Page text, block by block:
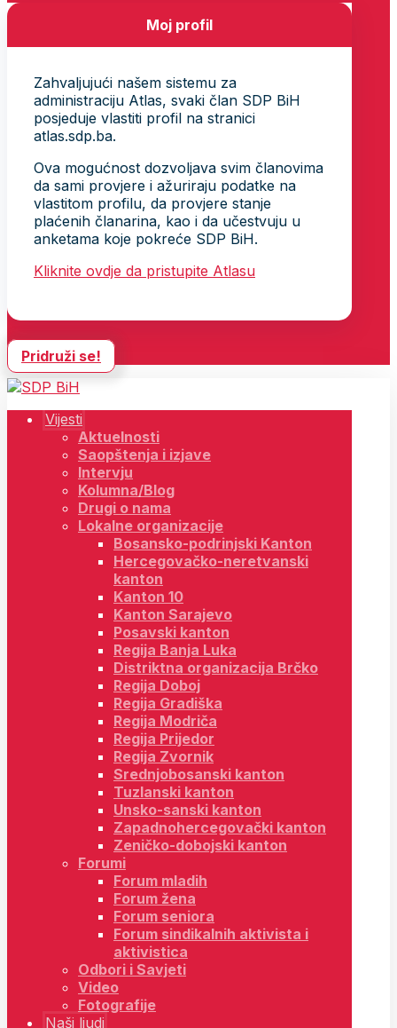
Moj profil
Zahvaljujući našem sistemu za
administraciju Atlas, svaki član SDP BiH
posjeduje vlastiti profil na stranici
atlas.sdp.ba.
Ova mogućnost dozvoljava svim članovima
da sami provjere i ažuriraju podatke na
vlastitom profilu, da provjere stanje
plaćenih članarina, kao i da učestvuju u
anketama koje pokreće SDP BiH.
Kliknite ovdje da pristupite Atlasu
Pridruži se!
Vijesti
Aktuelnosti
Saopštenja i izjave
Intervju
Kolumna/Blog
Drugi o nama
Lokalne organizacije
Bosansko-podrinjski Kanton
Hercegovačko-neretvanski
kanton
Kanton 10
Kanton Sarajevo
Posavski kanton
Regija Banja Luka
Distriktna organizacija Brčko
Regija Doboj
Regija Gradiška
Regija Modriča
Regija Prijedor
Regija Zvornik
Srednjobosanski kanton
Tuzlanski kanton
Unsko-sanski kanton
Zapadnohercegovački kanton
Zeničko-dobojski kanton
Forumi
Forum mladih
Forum žena
Forum seniora
Forum sindikalnih aktivista i
aktivistica
Odbori i Savjeti
Video
Fotografije
Naši ljudi